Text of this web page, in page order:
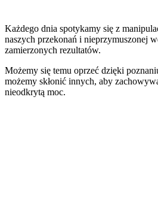
Każdego dnia spotykamy się z
naszych przekonań i nieprzymuszonej
zamierzonych rezultatów.
Możemy się temu oprzeć dzięki
możemy skłonić innych, aby
nieodkrytą moc.